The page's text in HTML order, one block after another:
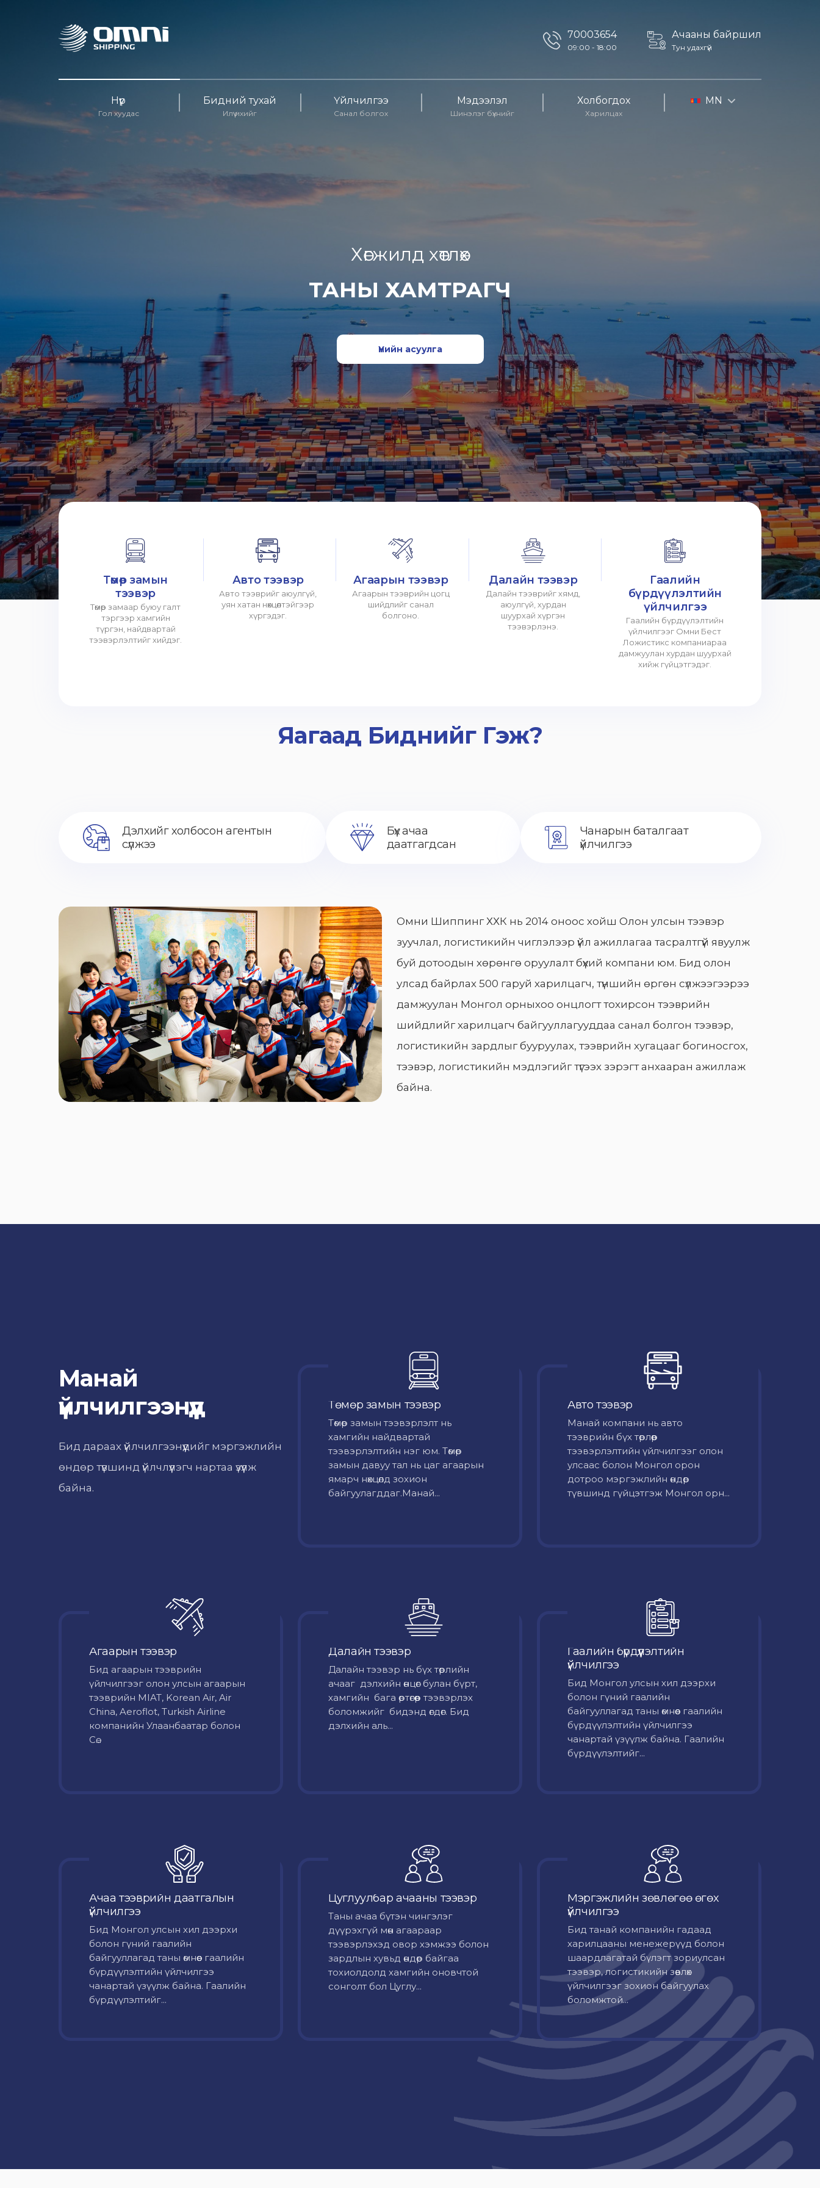
70003654
09:00 - 18:00
Ачааны байршил
Тун удахгүй
Нүүр
Гол хуудас
Бидний тухай
Илүү ихийг
Үйлчилгээ
Санал болгох
Мэдээлэл
Шинэлэг бүхнийг
Холбогдох
Харилцах
MN
Хөгжилд хөтлөх
ТАНЫ ХАМТРАГЧ
Үнийн асуулга
Төмөр замын
тээвэр
Төмөр замаар буюу галт
тэргээр хамгийн
түргэн, найдвартай
тээвэрлэлтийг хийдэг.
Авто тээвэр
Авто тээврийг аюулгүй,
уян хатан нөхцөлтэйгээр
хүргэдэг.
Агаарын тээвэр
Агаарын тээврийн цогц
шийдлийг санал
болгоно.
Далайн тээвэр
Далайн тээврийг хямд,
аюулгүй, хурдан
шуурхай хүргэн
тээвэрлэнэ.
Гаалийн
бүрдүүлэлтийн
үйлчилгээ
Гаалийн бүрдүүлэлтийн
үйлчилгээг Омни Бест
Ложистикс компаниараа
дамжуулан хурдан шуурхай
хийж гүйцэтгэдэг.
Яагаад Биднийг Гэж?
Дэлхийг холбосон агентын
сүлжээ
Бүх ачаа
даатгагдсан
Чанарын баталгаат
үйлчилгээ
Омни Шиппинг ХХК нь 2014 оноос хойш Олон улсын тээвэр
зуучлал, логистикийн чиглэлээр үйл ажиллагаа тасралтгүй явуулж
буй дотоодын хөрөнгө оруулалт бүхий компани юм. Бид олон
улсад байрлах 500 гаруй харилцагч, түншийн өргөн сүлжээгээрээ
дамжуулан Монгол орныхоо онцлогт тохирсон тээврийн
шийдлийг харилцагч байгууллагууддаа санал болгон тээвэр,
логистикийн зардлыг бууруулах, тээврийн хугацааг богиносгох,
тээвэр, логистикийн мэдлэгийг түгээх зэрэгт анхааран ажиллаж
байна.
Манай
үйлчилгээнүүд
Бид дараах үйлчилгээнүүдийг мэргэжлийн
өндөр түвшинд үйлчлүүлэгч нартаа үзүүлж
байна.
Төмөр замын тээвэр
Төмөр замын тээвэрлэлт нь
хамгийн найдвартай
тээвэрлэлтийн нэг юм. Төмөр
замын давуу тал нь цаг агаарын
ямарч нөхцөлд зохион
байгуулагддаг.Манай...
Авто тээвэр
Mанай компани нь авто
тээврийн бүх төрлөөр
тээвэрлэлтийн үйлчилгээг олон
улсаас болон Монгол орон
дотроо мэргэжлийн өндөр
түвшинд гүйцэтгэж Монгол орн...
Агаарын тээвэр
Бид агаарын тээврийн
үйлчилгээг олон улсын агаарын
тээврийн MIAT, Korean Air, Air
China, Aeroflot, Turkish Airline
компанийн Улаанбаатар болон
Сө...
Далайн тээвэр
Далайн тээвэр нь бүх төрлийн
ачааг дэлхийн өнцөг булан бүрт,
хамгийн бага өртөгөөр тээвэрлэх
боломжийг бидэнд өгдөг. Бид
дэлхийн аль...
Гаалийн бүрдүүлэлтийн
үйлчилгээ
Бид Монгол улсын хил дээрхи
болон гүний гаалийн
байгууллагад таны өмнөөс гаалийн
бүрдүүлэлтийн үйлчилгээ
чанартай үзүүлж байна. Гаалийн
бүрдүүлэлтийг...
Ачаа тээврийн даатгалын
үйлчилгээ
Бид Монгол улсын хил дээрхи
болон гүний гаалийн
байгууллагад таны өмнөөс гаалийн
бүрдүүлэлтийн үйлчилгээ
чанартай үзүүлж байна. Гаалийн
бүрдүүлэлтийг...
Цуглуулбар ачааны тээвэр
Таны ачаа бүтэн чингэлэг
дүүрэхгүй мөн агаараар
тээвэрлэхэд овор хэмжээ болон
зардлын хувьд өндөр байгаа
тохиолдолд хамгийн оновчтой
сонголт бол Цуглу...
Мэргэжлийн зөвлөгөө өгөх
үйлчилгээ
Бид танай компанийн гадаад
харилцааны менежерүүд болон
шаардлагатай бүлэгт зориулсан
тээвэр, логистикийн зөвлөх
үйлчилгээг зохион байгуулах
боломжтой...